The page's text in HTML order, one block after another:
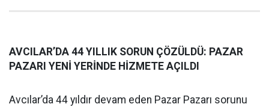
AVCILAR’DA 44 YILLIK SORUN ÇÖZÜLDÜ: PAZAR
PAZARI YENİ YERİNDE HİZMETE AÇILDI
Avcılar’da 44 yıldır devam eden Pazar Pazarı sorunu